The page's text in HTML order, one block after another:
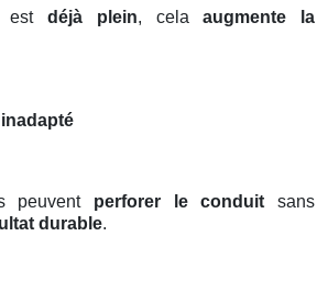
est déjà plein, celaaugmente la
peuvent perforer le conduit sans
durable.